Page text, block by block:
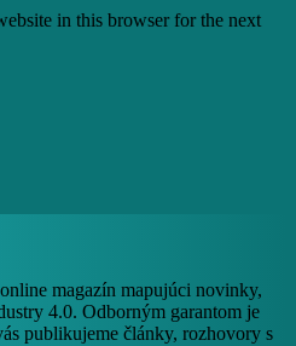
in this browser for the next
magazín mapujúci novinky,
4.0. Odborným garantom je
publikujeme články, rozhovory s